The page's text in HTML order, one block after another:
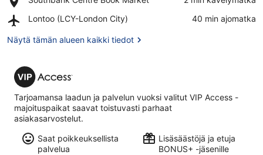
museo
Centre
Market
Lontoo (LCY-London City)
Airport,
(LCY-
‪40 min ajomatka‬
Näytä tämän alueen kaikki tiedot
VIP
Access
Tarjoamansa laadun ja palvelun vuoksi valitut VIP Access -
majoituspaikat saavat toistuvasti parhaat
asiakasarvostelut.
Saat poikkeuksellista
palvelua
Lisäsäästöjä ja etuja
BONUS+ -jäsenille